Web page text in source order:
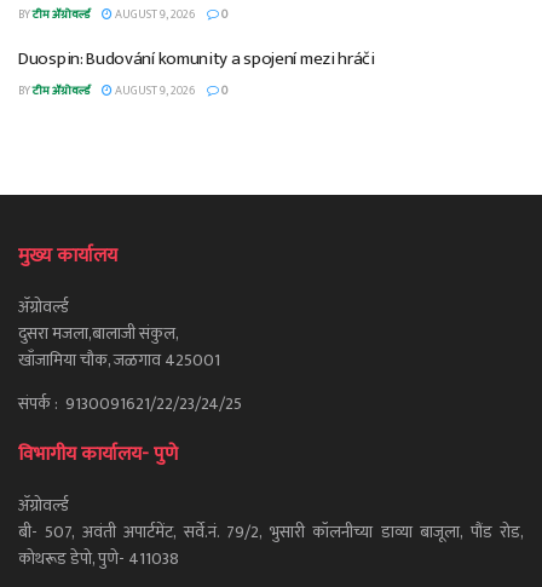
BYटीम ॲग्रोवर्ल्ड AUGUST 9, 2026 0
Duospin: Budování komunity a spojení mezi hráči
BYटीम ॲग्रोवर्ल्ड AUGUST 9, 2026 0
मुख्य कार्यालय
ॲग्रोवर्ल्ड
दुसरा मजला,बालाजी संकुल,
खाँजामिया चौक, जळगाव 425001
संपर्क : 9130091621/22/23/24/25
विभागीय कार्यालय- पुणे
ॲग्रोवर्ल्ड
बी- 507, अवंती अपार्टमेंट, सर्वे.नं. 79/2, भुसारी कॉलनीच्या डाव्या बाजूला, पौंड रोड,
कोथरूड डेपो, पुणे- 411038